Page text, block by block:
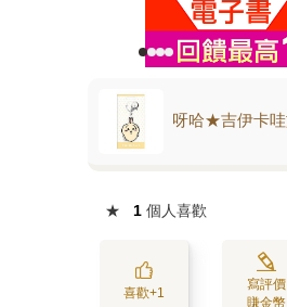
呀哈★吉伊卡哇
★ 1 個人喜歡
喜歡+1
寫評價
賺金幣